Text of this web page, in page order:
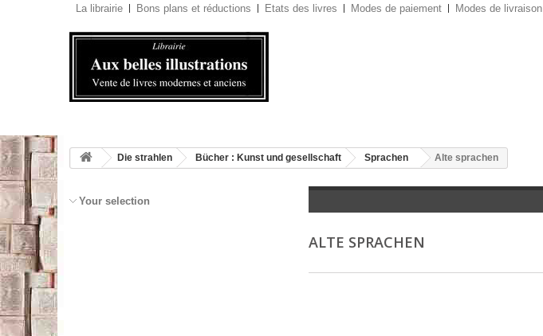
La librairie Bons plans et réductions Etats des livres Modes de paiement Modes de livraison
Die strahlen Bücher : Kunst und gesellschaft Sprachen Alte sprachen
Your selection
ALTE SPRACHEN